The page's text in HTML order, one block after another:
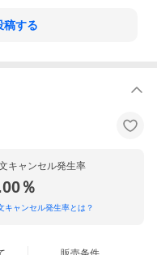
稿する
キャンセル発生率
％
キャンセル発生率とは？